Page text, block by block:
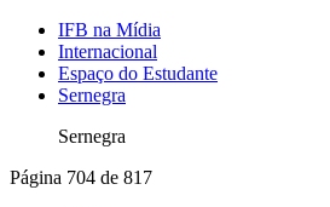
IFB na Mídia
Internacional
Espaço do Estudante
Sernegra
Sernegra
Página 704 de 817